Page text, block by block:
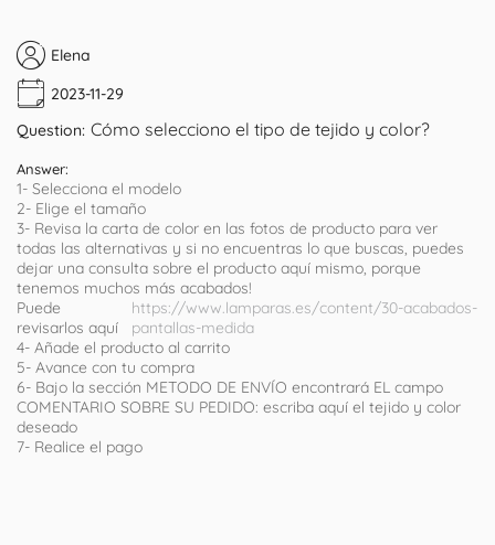
Elena
2023-11-29
Question: Cómo selecciono el tipo de tejido y color?
Answer:
1- Selecciona el modelo
2- Elige el tamaño
3- Revisa la carta de color en las fotos de producto para ver
todas las alternativas y si no encuentras lo que buscas, puedes
dejar una consulta sobre el producto aquí mismo, porque
tenemos muchos más acabados!
Puede
revisarlos aquí
https://www.lamparas.es/content/30-acabados-
pantallas-medida
4- Añade el producto al carrito
5- Avance con tu compra
6- Bajo la sección METODO DE ENVÍO encontrará EL campo
COMENTARIO SOBRE SU PEDIDO: escriba aquí el tejido y color
deseado
7- Realice el pago